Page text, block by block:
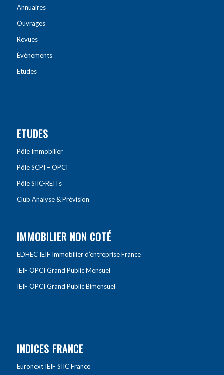
Annuaires
Ouvrages
Revues
Évènements
Etudes
ETUDES
Pôle Immobilier
Pôle SCPI – OPCI
Pôle SIIC-REITs
Club Analyse & Prévision
IMMOBILIER NON COTÉ
EDHEC IEIF Immobilier d’entreprise France
IEIF OPCI Grand Public Mensuel
IEIF OPCI Grand Public Bimensuel
INDICES FRANCE
Euronext IEIF SIIC France